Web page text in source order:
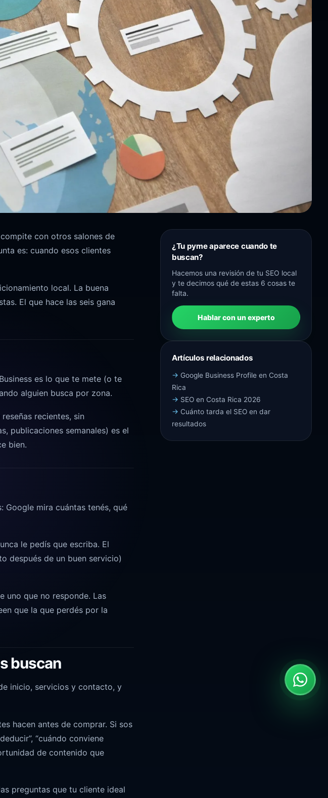
compite con otros salones de
es: cuando esos clientes
local. La buena
El que hace las seis gana
es lo que te mete (o te
alguien busca por zona.
recientes, sin
publicaciones semanales) es el
bien.
Google mira cuántas tenés, qué
le pedís que escriba. El
después de un buen servicio)
uno que no responde. Las
que la que perdés por la
buscan
inicio, servicios y contacto, y
hacen antes de comprar. Si sos
“cuándo conviene
de contenido que
preguntas que tu cliente ideal
¿Tu pyme aparece cuando te
buscan?
Hacemos una revisión de tu SEO local
y te decimos qué de estas 6 cosas te
falta.
Hablar con un experto
Artículos relacionados
Google Business Profile en Costa
Rica
SEO en Costa Rica 2026
Cuánto tarda el SEO en dar
resultados